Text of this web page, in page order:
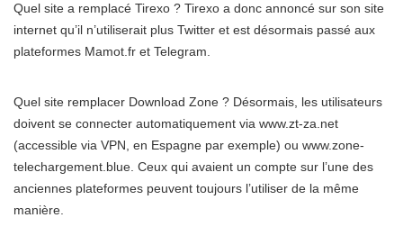
Quel site a remplacé Tirexo ? Tirexo a donc annoncé sur son site
internet qu’il n’utiliserait plus Twitter et est désormais passé aux
plateformes Mamot.fr et Telegram.
Quel site remplacer Download Zone ? Désormais, les utilisateurs
doivent se connecter automatiquement via www.zt-za.net
(accessible via VPN, en Espagne par exemple) ou www.zone-
telechargement.blue. Ceux qui avaient un compte sur l’une des
anciennes plateformes peuvent toujours l’utiliser de la même
manière.